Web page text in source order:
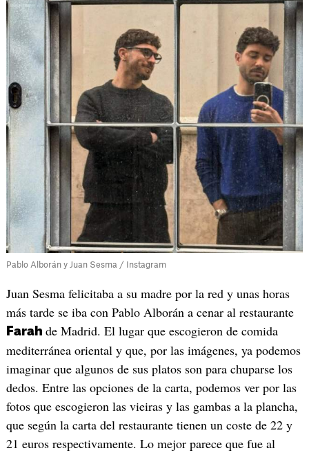
Pablo Alborán y Juan Sesma / Instagram
Juan Sesma felicitaba a su madre por la red y unas horas
más tarde se iba con Pablo Alborán a cenar al restaurante
Farah de Madrid. El lugar que escogieron de comida
mediterránea oriental y que, por las imágenes, ya podemos
imaginar que algunos de sus platos son para chuparse los
dedos. Entre las opciones de la carta, podemos ver por las
fotos que escogieron las vieiras y las gambas a la plancha,
que según la carta del restaurante tienen un coste de 22 y
21 euros respectivamente. Lo mejor parece que fue al